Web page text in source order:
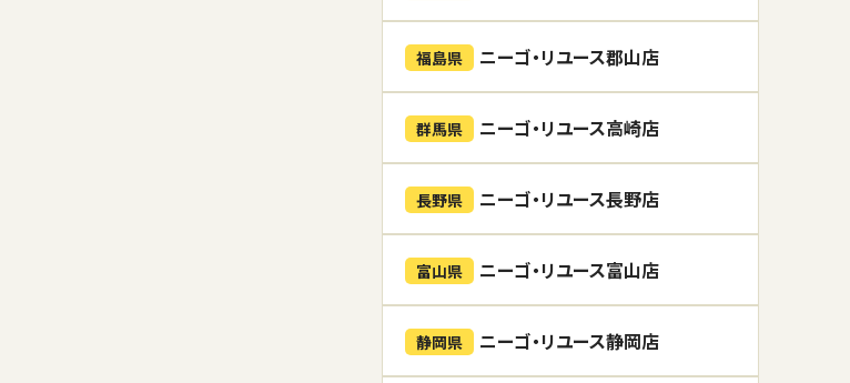
福島県 ニーゴ・リユース郡山店
群馬県 ニーゴ・リユース高崎店
長野県 ニーゴ・リユース長野店
富山県 ニーゴ・リユース富山店
静岡県 ニーゴ・リユース静岡店